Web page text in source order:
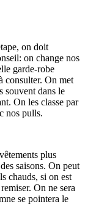
on doit
on change nos
garde-robe
consulter. On met
souvent dans le
On les classe par
nos pulls.
plus
saisons. On peut
chauds, si on est
On ne sera
se pointera le